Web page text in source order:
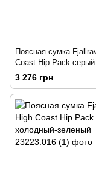
Поясная сумка
Coast Hip Pack серый
3 276 грн